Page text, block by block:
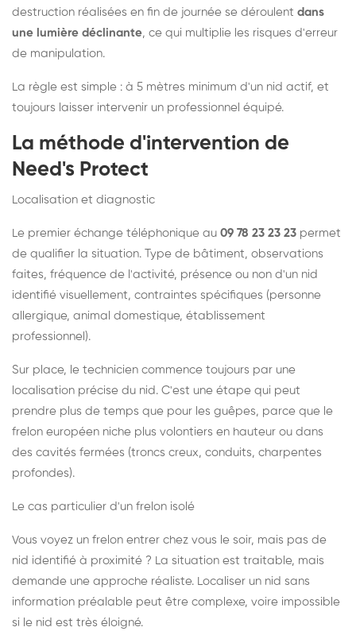
destruction réalisées en fin de journée se déroulent dans
une lumière déclinante, ce qui multiplie les risques d'erreur
de manipulation.
La règle est simple : à 5 mètres minimum d'un nid actif, et
toujours laisser intervenir un professionnel équipé.
La méthode d'intervention de
Need's Protect
Localisation et diagnostic
Le premier échange téléphonique au 09 78 23 23 23 permet
de qualifier la situation. Type de bâtiment, observations
faites, fréquence de l'activité, présence ou non d'un nid
identifié visuellement, contraintes spécifiques (personne
allergique, animal domestique, établissement
professionnel).
Sur place, le technicien commence toujours par une
localisation précise du nid. C'est une étape qui peut
prendre plus de temps que pour les guêpes, parce que le
frelon européen niche plus volontiers en hauteur ou dans
des cavités fermées (troncs creux, conduits, charpentes
profondes).
Le cas particulier d'un frelon isolé
Vous voyez un frelon entrer chez vous le soir, mais pas de
nid identifié à proximité ? La situation est traitable, mais
demande une approche réaliste. Localiser un nid sans
information préalable peut être complexe, voire impossible
si le nid est très éloigné.